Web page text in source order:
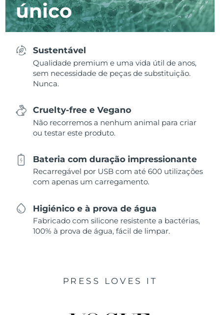
único
Sustentável
Qualidade premium e uma vida útil de anos,
sem necessidade de peças de substituição.
Nunca.
Cruelty-free e Vegano
Não recorremos a nenhum animal para criar
ou testar este produto.
Bateria com duração impressionante
Recarregável por USB com até 600 utilizações
com apenas um carregamento.
Higiénico e à prova de água
Fabricado com silicone resistente a bactérias,
100% à prova de água, fácil de limpar.
PRESS LOVES IT